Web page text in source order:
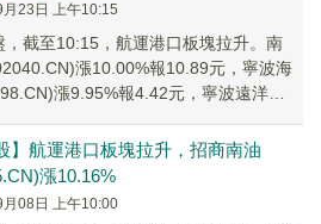
23日 上午10:15
，截至10:15，航運港口板塊拉升。南
漲10.00%報10.89元，寧波海
漲9.95%報4.42元，寧波遠洋
】航運港口板塊拉升，招商南油
漲10.16%
08日 上午10:00